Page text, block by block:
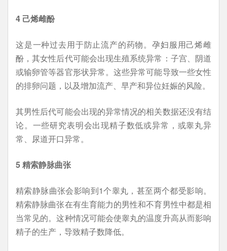
4 己烯雌酚
这是一种过去用于防止流产的药物。孕妇服用己烯雌
酚，其女性后代可能会出现生殖系统异常：子宫、阴道
或输卵管等器官形状异常。这些异常可能导致一些女性
的排卵问题，以及增加流产、早产和异位妊娠的风险。
其男性后代可能会出现的异常情况的相关数据还没有结
论。一些研究表明会出现精子数低或异常，或睾丸异
常、尿道开口异常。
5 精索静脉曲张
精索静脉曲张会影响到1个睾丸，甚至两个都受影响。
精索静脉曲张在有生育能力的男性和不育男性中都是相
当常见的。这种情况可能会使睾丸的温度升高从而影响
精子的生产，导致精子数降低。